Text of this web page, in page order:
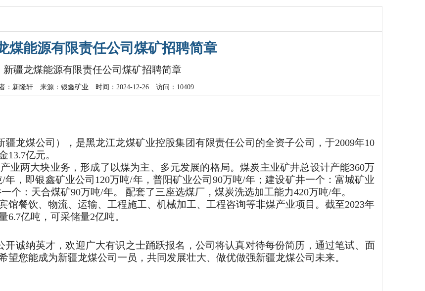
[ 2026-6-10 ]孙文凯到银鑫矿
[ 2026-6-5 ] 张书瑞到普阳矿业
[ 2026-6-4 ]
煤能源有限责任公司煤矿招聘简章
新疆龙煤能源有限责任公司煤矿招聘简章
：新隆轩 来源：银鑫矿业 时间：2024-12-26 访问：10409
龙煤公司），是黑龙江龙煤矿业控股集团有限责任公司的全资子公司，于2009年10
13.7亿元。
两大块业务，形成了以煤为主、多元发展的格局。煤炭主业矿井总设计产能360万
，即银鑫矿业公司120万吨/年，普阳矿业公司90万吨/年；建设矿井一个：富城矿业
个：天合煤矿90万吨/年。 配套了三座选煤厂，煤炭洗选加工能力420万吨/年。
餐饮、物流、运输、工程施工、机械加工、工程咨询等非煤产业项目。截至2023年
亿吨，可采储量2亿吨。
诚纳英才，欢迎广大有识之士踊跃报名，公司将认真对待每份简历，通过笔试、面
您能成为新疆龙煤公司一员，共同发展壮大、做优做强新疆龙煤公司未来。